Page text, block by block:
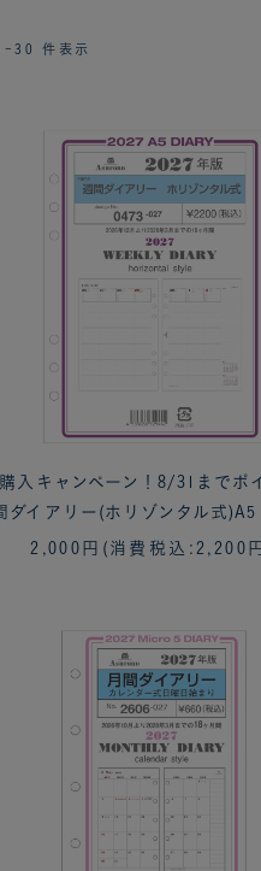
30 件表示
入キャンペーン！8/31までポ
ダイアリー(ホリゾンタル式)A5
2,000円 (消費税込:2,200